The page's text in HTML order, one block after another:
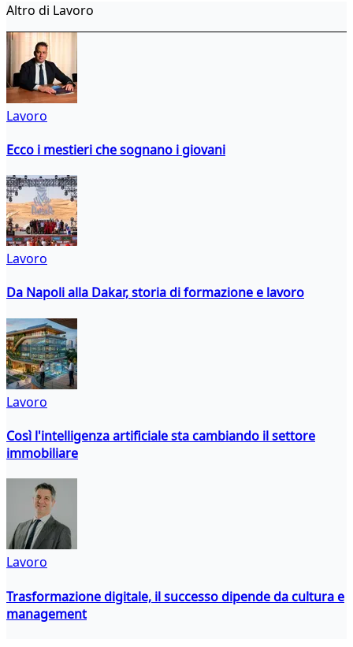
Altro di Lavoro
Lavoro
Ecco i mestieri che sognano i giovani
Lavoro
Da Napoli alla Dakar, storia di formazione e lavoro
Lavoro
Così l'intelligenza artificiale sta cambiando il settore
immobiliare
Lavoro
Trasformazione digitale, il successo dipende da cultura e
management